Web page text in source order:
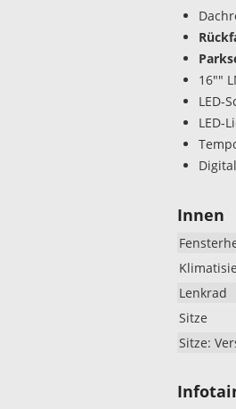
16""
LED-
LED-
Innen
Lenkrad
Sitze
Sitze: